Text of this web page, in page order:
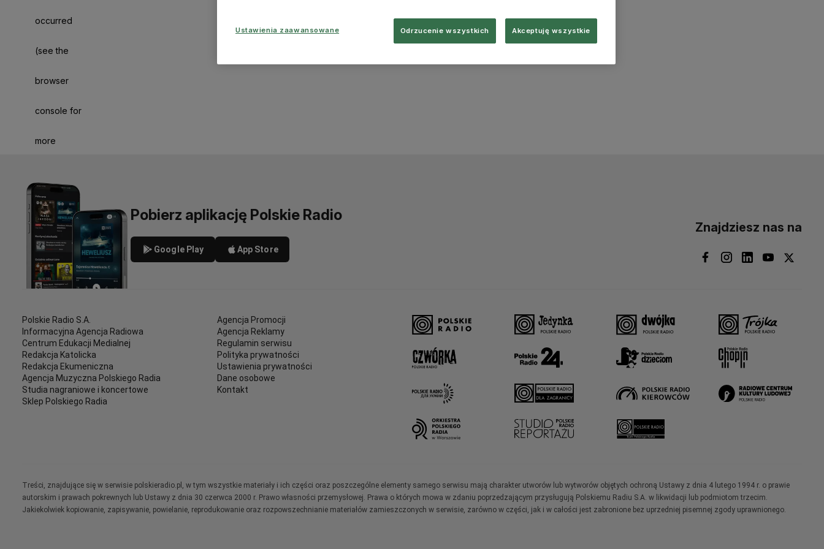
occurred
(see the
browser
console for
more
Pobierz aplikację Polskie Radio
Google Play App Store
Znajdziesz nas na
Polskie Radio S.A.
Informacyjna Agencja Radiowa
Centrum Edukacji Medialnej
Redakcja Katolicka
Redakcja Ekumeniczna
Agencja Muzyczna Polskiego Radia
Studia nagraniowe i koncertowe
Sklep Polskiego Radia
Agencja Promocji
Agencja Reklamy
Regulamin serwisu
Polityka prywatności
Ustawienia prywatności
Dane osobowe
Kontakt
Treści, znajdujące się w serwisie polskieradio.pl, w tym wszystkie materiały i ich części oraz poszczególne elementy samego serwisu mają charakter utworów lub wytworów objętych ochroną Ustawy z dnia 4 lutego 1994 r. o prawie
autorskim i prawach pokrewnych lub Ustawy z dnia 30 czerwca 2000 r. Prawo własności przemysłowej. Prawa o których mowa w zdaniu poprzedzającym przysługują Polskiemu Radiu S.A. w likwidacji lub podmiotom trzecim.
Jakiekolwiek kopiowanie, zapisywanie, powielanie, reprodukowanie oraz rozpowszechnianie materiałów zamieszczonych w serwisie, zarówno w części, jak i w całości jest zabronione bez uprzedniej pisemnej zgody uprawnionego.
Ustawienia zaawansowane Odrzucenie wszystkich Akceptuję wszystkie